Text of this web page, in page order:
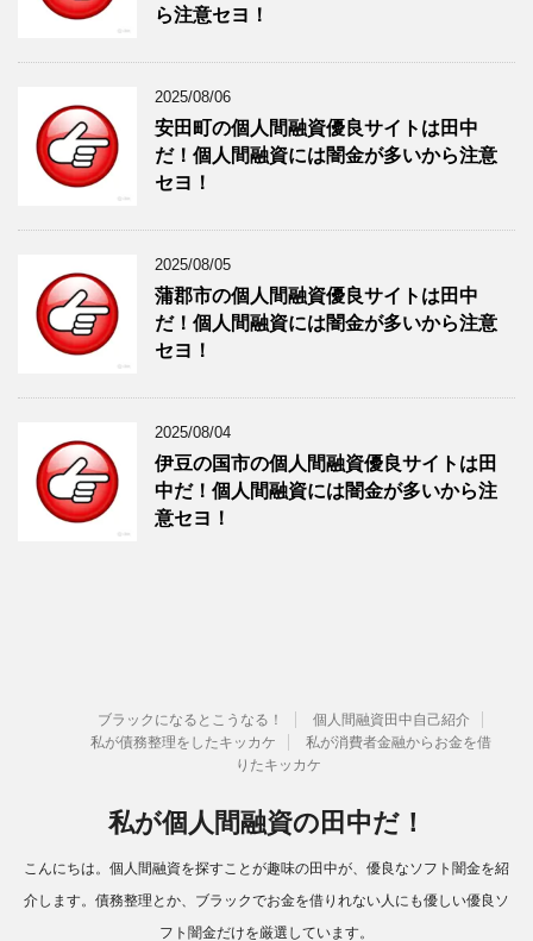
ら注意セヨ！
2025/08/06
安田町の個人間融資優良サイトは田中
だ！個人間融資には闇金が多いから注意
セヨ！
2025/08/05
蒲郡市の個人間融資優良サイトは田中
だ！個人間融資には闇金が多いから注意
セヨ！
2025/08/04
伊豆の国市の個人間融資優良サイトは田
中だ！個人間融資には闇金が多いから注
意セヨ！
ブラックになるとこうなる！
個人間融資田中自己紹介
私が債務整理をしたキッカケ
私が消費者金融からお金を借
りたキッカケ
私が個人間融資の田中だ！
こんにちは。個人間融資を探すことが趣味の田中が、優良なソフト闇金を紹
介します。債務整理とか、ブラックでお金を借りれない人にも優しい優良ソ
フト闇金だけを厳選しています。